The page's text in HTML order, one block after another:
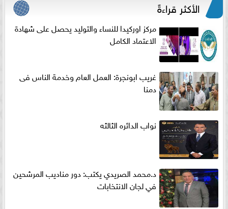
الأكثر قراءةً
مركز اوركيدا للنساء والتوليد يحصل على شهادة
الاعتماد الكامل
غريب ابونجرة: العمل العام وخدمة الناس فى
دمنا
نواب الدائره الثالثه
د.محمد الصريدي يكتب: دور مناديب المرشحين
في لجان الانتخابات